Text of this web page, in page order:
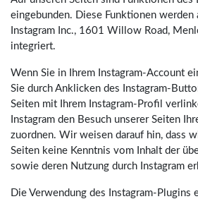
eingebunden. Diese Funktionen werden
Instagram Inc., 1601 Willow Road,
integriert.
Wenn Sie in Ihrem Instagram-Account
Sie durch Anklicken des Instagram-
Seiten mit Ihrem Instagram-Profil
Instagram den Besuch unserer Seiten
zuordnen. Wir weisen darauf hin, dass
Seiten keine Kenntnis vom Inhalt der
sowie deren Nutzung durch Instagram
Die Verwendung des Instagram-Plugins